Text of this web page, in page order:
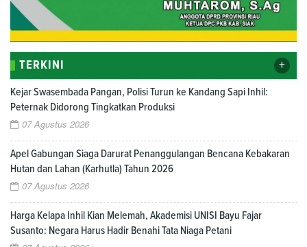
TERKINI +
Kejar Swasembada Pangan, Polisi Turun ke Kandang Sapi Inhil:
Peternak Didorong Tingkatkan Produksi
07 Agustus 2026
Apel Gabungan Siaga Darurat Penanggulangan Bencana Kebakaran
Hutan dan Lahan (Karhutla) Tahun 2026
07 Agustus 2026
Harga Kelapa Inhil Kian Melemah, Akademisi UNISI Bayu Fajar
Susanto: Negara Harus Hadir Benahi Tata Niaga Petani